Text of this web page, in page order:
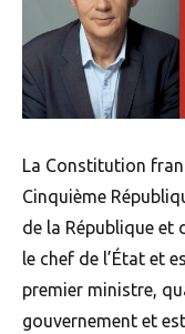
La Constitution
Cinquième
de la République et
le chef de l’État et
premier ministre,
gouvernement et